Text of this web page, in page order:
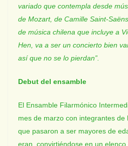
variado que contempla desde
de Mozart, de Camille Saint-
de música chilena que incluye a
Hen, va a ser un concierto bien
así que no se lo pierdan”.
Debut del ensamble
El Ensamble Filarmónico
mes de marzo con integrantes de
que pasaron a ser mayores de
eran, convirtiéndose en un